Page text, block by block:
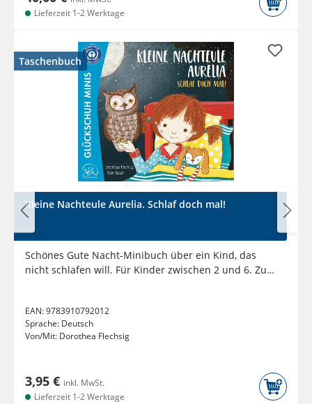
Lieferzeit 1-2 Werktage
Taschenbuch
Kleine Nachteule Aurelia. Schlaf doch mal!
Schönes Gute Nacht-Minibuch über ein Kind, das
nicht schlafen will. Für Kinder zwischen 2 und 6. Zum
EAN:9783910792012
Sprache: Deutsch
Von/Mit: Dorothea Flechsig
3,95 € inkl. MwSt.
Lieferzeit 1-2 Werktage